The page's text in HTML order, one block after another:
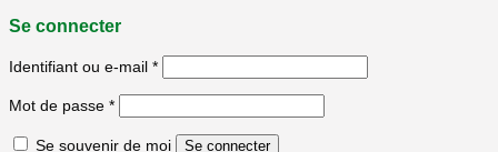
Se connecter
Identifiant ou e-mail *
Mot de passe *
Se souvenir de moi Se connecter